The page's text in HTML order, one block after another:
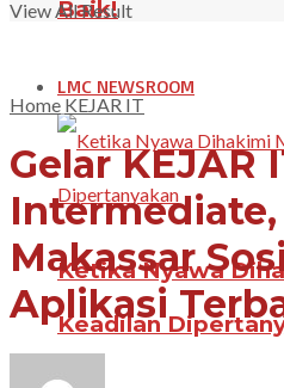
Baik!
LMC NEWSROOM
Ketika Nyawa
Keadilan
View All Result
Home KEJAR IT
Gelar KEJAR
Intermediate,
Makassar
Aplikasi